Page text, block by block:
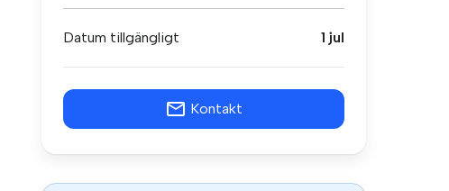
Datum tillgängligt 1 jul
Kontakt